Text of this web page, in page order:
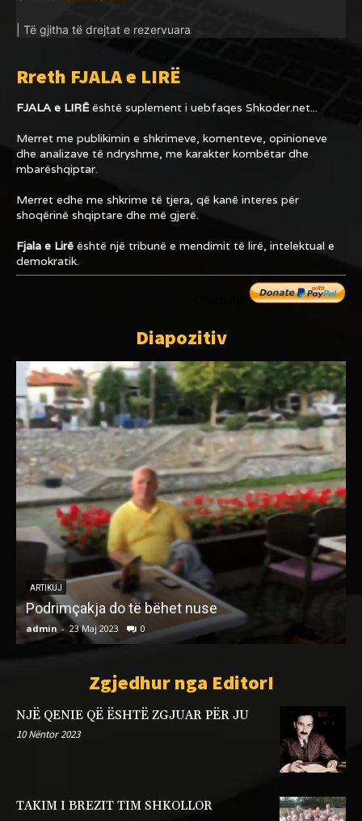
| Të gjitha të drejtat e rezervuara
Rreth FJALA e LIRË
FJALA e LIRËështë suplement i uebfaqes Shkoder.net...
Merret me publikimin e shkrimeve, komenteve, opinioneve
dhe analizave të ndryshme, me karakter kombëtar dhe
mbarëshqiptar.
Merret edhe me shkrime të tjera, që kanë interes për
shoqërinë shqiptare dhe më gjerë.
Fjala e Lirë është një tribunë e mendimit të lirë, intelektual e
demokratik.
Diapozitiv
Egocentrizmi i Edi Ramës si personalizim i
lidershipit dhe implikimet e afrimit me Beogradin
admin - 30 Mars 2026
Zgjedhur nga EditorI
NJË QENIE QË ËSHTË ZGJUAR PËR JU
10 Nëntor 2023
TAKIM I BREZIT TIM SHKOLLOR